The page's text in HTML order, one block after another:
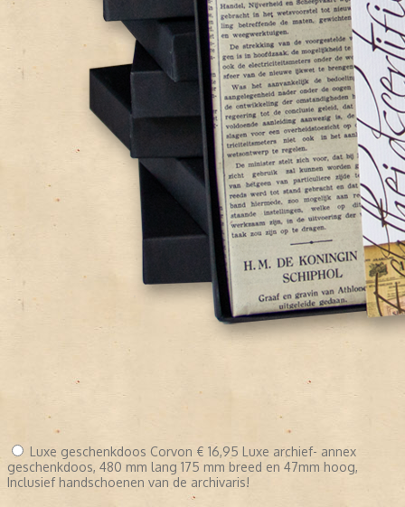
Luxe geschenkdoos Corvon € 16,95 Luxe archief- annex
geschenkdoos, 480 mm lang 175 mm breed en 47mm hoog,
Inclusief handschoenen van de archivaris!